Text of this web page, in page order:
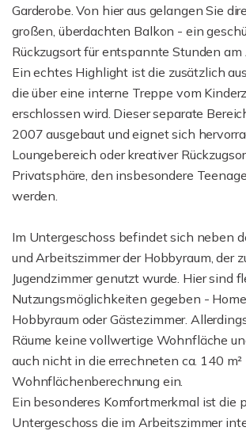
Garderobe. Von hier aus gelangen Sie
großen, überdachten Balkon - ein
Rückzugsort für entspannte Stunden am
Ein echtes Highlight ist die zusätzlich
die über eine interne Treppe vom
erschlossen wird. Dieser separate
2007 ausgebaut und eignet sich
Loungebereich oder kreativer
Privatsphäre, den insbesondere
werden.
Im Untergeschoss befindet sich neben
und Arbeitszimmer der Hobbyraum, der
Jugendzimmer genutzt wurde. Hier sind
Nutzungsmöglichkeiten gegeben -
Hobbyraum oder Gästezimmer.
Räume keine vollwertige Wohnfläche
auch nicht in die errechneten ca. 140 m²
Wohnflächenberechnung ein.
Ein besonderes Komfortmerkmal ist die
Untergeschoss die im Arbeitszimmer